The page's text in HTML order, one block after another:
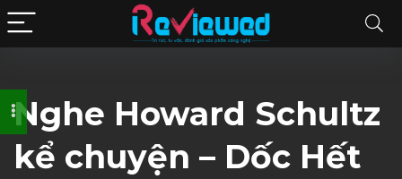
Nghe Howard Schultz
kể chuyện – Dốc Hết